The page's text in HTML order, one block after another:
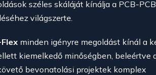
széles skáláját kínálja a PCB-
világszerte.
Flex minden igényre megoldást kínál a
kiemelkedő minőségben, beleértve
bevonatolási projektek komplex